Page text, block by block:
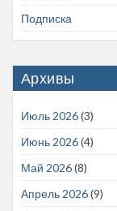
Подписка
Архивы
Июль 2026(3)
Июнь 2026(4)
Май 2026(8)
Апрель 2026(9)